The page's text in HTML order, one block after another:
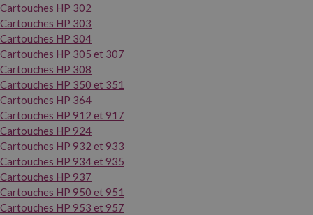
Cartouches HP 302
Cartouches HP 303
Cartouches HP 304
Cartouches HP 305 et 307
Cartouches HP 308
Cartouches HP 350 et 351
Cartouches HP 364
Cartouches HP 912 et 917
Cartouches HP 924
Cartouches HP 932 et 933
Cartouches HP 934 et 935
Cartouches HP 937
Cartouches HP 950 et 951
Cartouches HP 953 et 957